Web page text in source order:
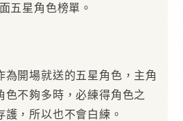
五星角色榜單。
為開場就送的五星角色，主角
色不夠多時，必練得角色之
，所以也不會白練。